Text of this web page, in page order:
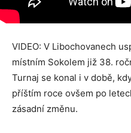
VIDEO: V Libochovanech
místním Sokolem již 38.
Turnaj se konal i v době,
příštím roce ovšem po
zásadní změnu.